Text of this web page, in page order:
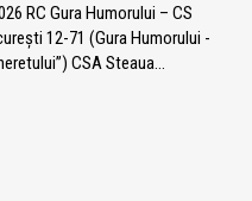
RC Gura Humorului – CS
12-71 (Gura Humorului -
CSA Steaua...